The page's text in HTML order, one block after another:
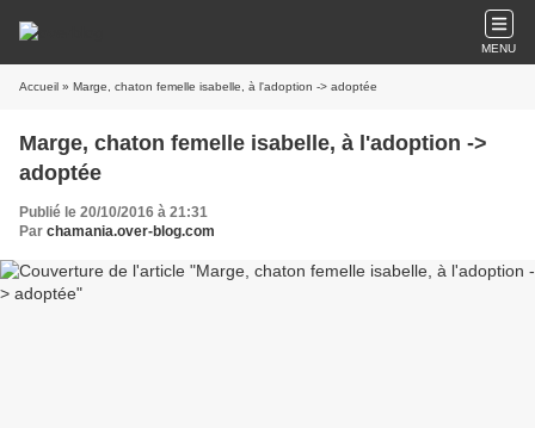
MENU
Accueil » Marge, chaton femelle isabelle, à l'adoption -> adoptée
Marge, chaton femelle isabelle, à l'adoption ->
adoptée
Publié le 20/10/2016 à 21:31
Par chamania.over-blog.com